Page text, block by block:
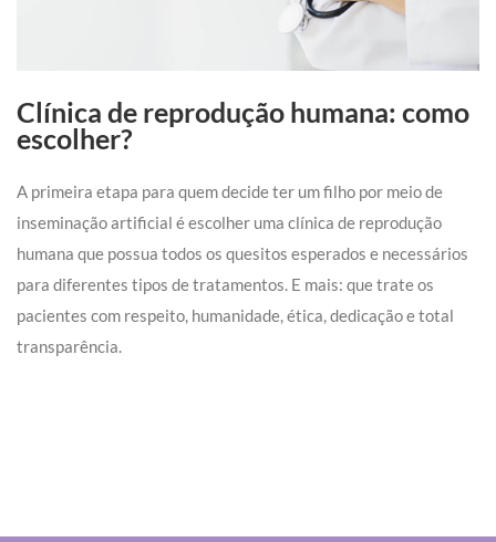
Clínica de reprodução humana: como
escolher?
A primeira etapa para quem decide ter um filho por meio de
inseminação artificial é escolher uma clínica de reprodução
humana que possua todos os quesitos esperados e necessários
para diferentes tipos de tratamentos. E mais: que trate os
pacientes com respeito, humanidade, ética, dedicação e total
transparência.